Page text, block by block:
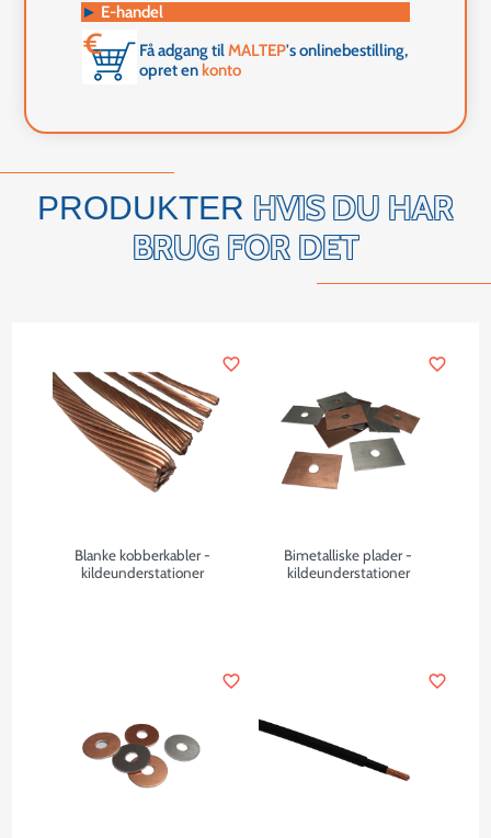
► E-handel
Få adgang tilMALTEP's onlinebestilling,
opret en konto
PRODUKTER HVIS DU HAR
BRUG FOR DET
Blanke kobberkabler -
kildeunderstationer
favorite_border
Bimetalliske plader -
kildeunderstationer
favorite_border
favorite_border favorite_border